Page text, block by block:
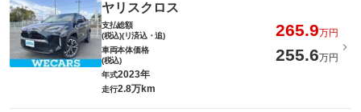
ヤリスクロス
支払総額
(税込)(リ済込・追)
265.9万円
車両本体価格
(税込)
255.6万円
年式2023年
走行2.8万km